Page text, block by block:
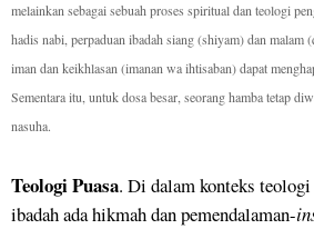
melainkan sebagai sebuah proses spiritual dan teologi
hadis nabi, perpaduan ibadah siang (shiyam) dan malam
iman dan keikhlasan (imanan wa ihtisaban) dapat
Sementara itu, untuk dosa besar, seorang hamba tetap
nasuha.
Teologi Puasa. Di dalam konteks
ibadah ada hikmah dan pemendalaman-